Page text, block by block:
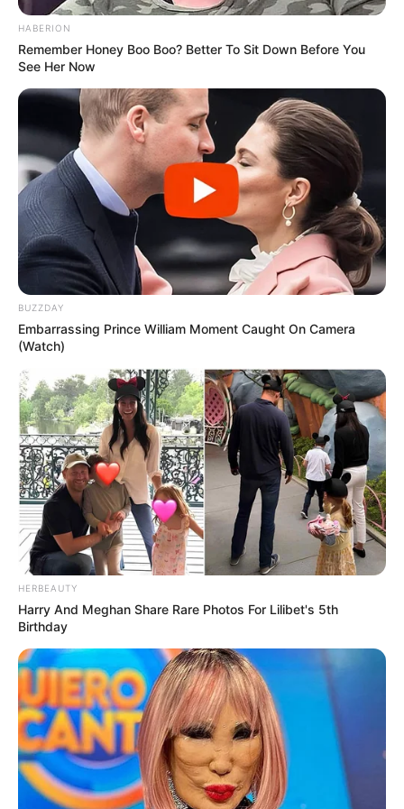
A reestruturação do modelo de saúdepara que a atenção básica
seja a ordenadora de toda a rede de cuidados, bem como a
necessidade da construção da soberania sanitária, especialmente
para proteção da população diante das pandemias, exige não
somente a ampliação de recursos para o SUS, mas também que a
alocação desses recursos priorize essa reestruturação do modelo
de saúde, o que somente pode ocorrer com o aumento da
participação do gasto público em saúde para que seja mais da
metade do gasto total, como ocorre em outros países com
sistemas universais de saúde.
saudável, que desonere a produção e o consumo, ampliando a
capacidade contributiva baseada em tributar mais quem tiver mais
patrimônio, renda, riqueza e ampliando a taxação de produtos
nocivos à saúde. Isso será mais um fator decisivo para o
crescimento e desenvolvimento econômico e social e para mitigar
as externalidades causadas ao SUS.
VEJA TAMBÉM:
50 armas naturais para vencer a gordura abdominal
HABERION
Remember Honey Boo Boo? Better To Sit Down Before You
See Her Now
BUZZDAY
Embarrassing Prince William Moment Caught On Camera
(Watch)
HERBEAUTY
Harry And Meghan Share Rare Photos For Lilibet's 5th
Birthday